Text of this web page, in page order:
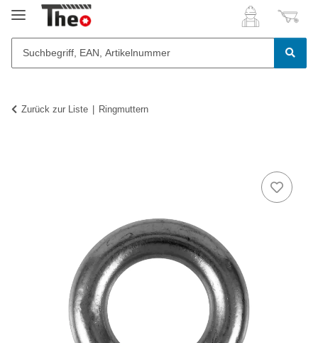
Zurück zur Liste Ringmuttern